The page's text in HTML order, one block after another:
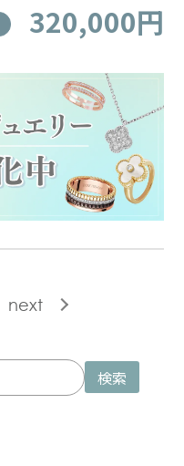
320,000円
next
検索